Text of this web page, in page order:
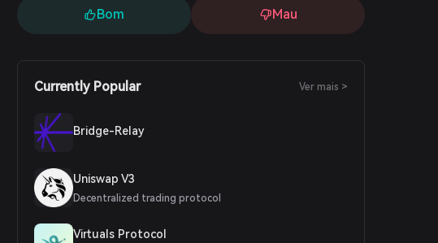
Bom Mau
Currently Popular Ver mais >
Bridge-Relay
Uniswap V3
Decentralized trading protocol
Virtuals Protocol